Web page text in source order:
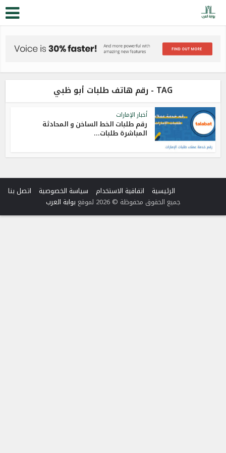
TAG - رقم هاتف طلبات أبو ظبي
أخبار الإمارات
رقم طلبات الخط الساخن و المحادثة
المباشرة طلبات...
الرئيسية اتفاقية الاستخدام سياسة الخصوصية
اتصل بنا
جميع الحقوق محفوظة © 2026 لموقع
بوابة العرب